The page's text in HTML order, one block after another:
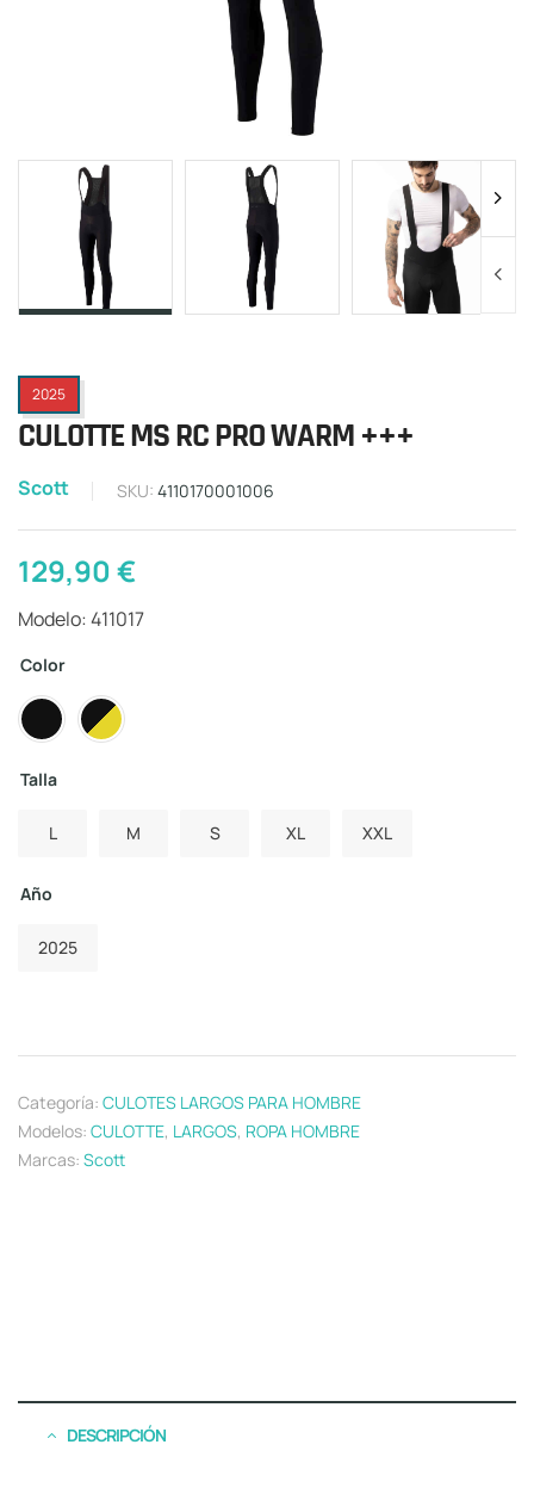
2025
CULOTTE MS RC PRO WARM +++
Scott SKU: 4110170001006
129,90€
Modelo: 411017
Color
Talla
L M S XL XXL
Año
2025
Categoría: CULOTES LARGOS PARA HOMBRE
Modelos: CULOTTE, LARGOS, ROPA HOMBRE
Marcas: Scott
DESCRIPCIÓN